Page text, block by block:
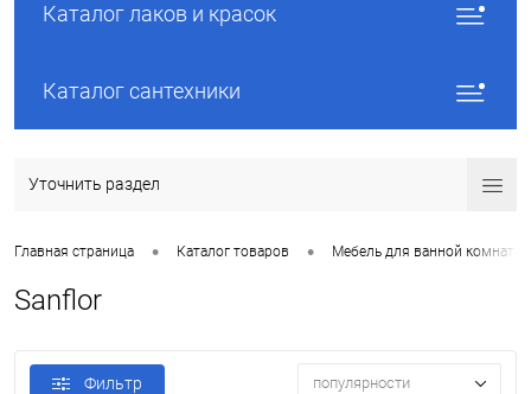
Каталог лаков и красок
Каталог сантехники
Уточнить раздел
Главная страница • Каталог товаров • Мебель для ванной комнаты
Sanflor
Фильтр популярности